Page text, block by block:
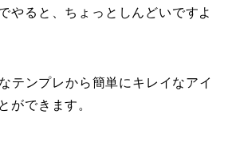
やると、ちょっとしんどいですよ
テンプレから簡単にキレイなアイ
ができます。